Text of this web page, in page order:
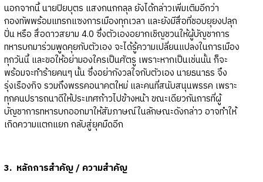
นอกจากนี้ นายปิยบุตร แสงกนกกลุล ยังได้กล่าวเพิ่มเติมอีกว่า
กองทัพพร้อมแทรกแซงการเมืองทุกเวลา และยังมีสื่อที่ชอบยุยงปลุก
ปั่น หรือ สื่อดาวสยาม 4.0 ซึ่งตัวเองอยากเชิญชวนให้ผู้บัญชาการ
ทหารบกมาร่วมพูดคุยกับตัวเอง จะได้รู้ความเปลี่ยนแปลงในการเมือง
ทุกวันนี้ และขอให้อย่ามองใครเป็นศัตรู เพราะหากเป็นเช่นนั้น ก็จะ
พร้อมจะทำร้ายคนๆ นั้น ซึ่งอย่ากังวลใจกับตัวเอง นายธนาธร จึง
รุ่งเรืองกิจ รวมถึงพรรคอนาคตใหม่ และคนที่สนับสนุนพรรค เพราะ
ทุกคนปรารถนาดีให้ประเทศก้าวไปข้างหน้า ขณะเดียวกันการที่ผู้
บัญชาการทหารบกออกมาให้สัมภาษณ์ในลักษณะดังกล่าว อาจทำให้
เกิดความแตกแยก กลับสู่ยุคมืดอีก
3. หลักการสำคัญ / ความสำคัญ